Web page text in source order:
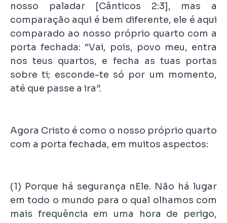
nosso paladar [Cânticos 2:3], mas a
comparação aqui é bem diferente, ele é aqui
comparado ao nosso próprio quarto com a
porta fechada: “Vai, pois, povo meu, entra
nos teus quartos, e fecha as tuas portas
sobre ti; esconde-te só por um momento,
até que passe a ira”.
Agora Cristo é como o nosso próprio quarto
com a porta fechada, em muitos aspectos:
(1) Porque há segurança nEle. Não há lugar
em todo o mundo para o qual olhamos com
mais frequência em uma hora de perigo,